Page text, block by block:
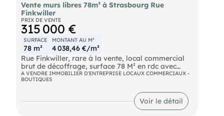
Vente murs libres 78m² à Strasbourg Rue
Finkwiller
PRIX DE VENTE
315 000 €
SURFACE
78 m²
MONTANT AU M²
4 038,46 €/m²
Rue Finkwiller, rare à la vente, local commercial
brut de décoffrage, surface 78 M² en rdc avec
vitrine, composé de plusieurs pièces en enfilades,
prévoir travaux de rénovations, nous consulter
pour tous renseignements supplémentaires.
A VENDRE IMMOBILIER D'ENTREPRISE LOCAUX COMMERCIAUX -
BOUTIQUES
Voir le détail